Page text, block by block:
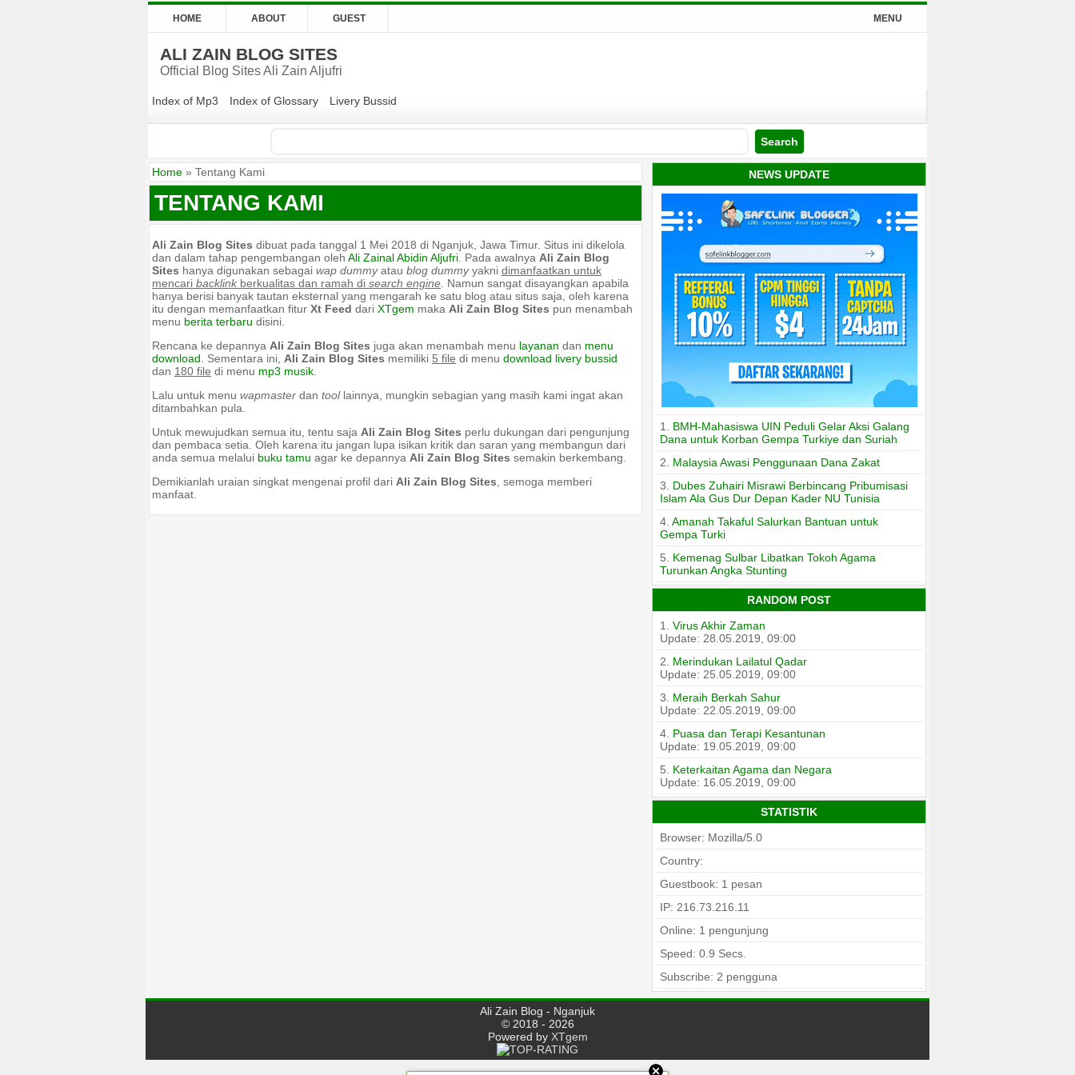
HOME ABOUT GUEST MENU
ALI ZAIN BLOG SITES
Official Blog Sites Ali Zain Aljufri
Index of Mp3 Index of Glossary Livery Bussid
Home » Tentang Kami
TENTANG KAMI
Ali Zain Blog Sites dibuat pada tanggal 1 Mei 2018 di Nganjuk, Jawa Timur. Situs ini dikelola
dan dalam tahap pengembangan oleh Ali Zainal Abidin Aljufri . Pada awalnya Ali Zain Blog
Sites hanya digunakan sebagai wap dummyatau blog dummyyakni dimanfaatkan untuk
mencari backlink berkualitas dan ramah di search engine . Namun sangat disayangkan apabila
hanya berisi banyak tautan eksternal yang mengarah ke satu blog atau situs saja, oleh karena
itu dengan memanfaatkan fitur Xt Feed dari XTgem maka Ali Zain Blog Sites pun menambah
menu berita terbaru disini.
Rencana ke depannya Ali Zain Blog Sites juga akan menambah menu layanan dan menu
download . Sementara ini, Ali Zain Blog Sites memiliki 5 file di menu download livery bussid
dan 180 file di menu mp3 musik
Lalu untuk menu wapmaster dan toollainnya, mungkin sebagian yang masih kami ingat akan
ditambahkan pula.
Untuk mewujudkan semua itu, tentu saja Ali Zain Blog Sites perlu dukungan dari pengunjung
dan pembaca setia. Oleh karena itu jangan lupa isikan kritik dan saran yang membangun dari
anda semua melalui buku tamu agar ke depannya Ali Zain Blog Sites semakin berkembang.
Demikianlah uraian singkat mengenai profil dari Ali Zain Blog Sites , semoga memberi
manfaat.
NEWS UPDATE
1. BMH-Mahasiswa UIN Peduli Gelar Aksi Galang
Dana untuk Korban Gempa Turkiye dan Suriah
2. Malaysia Awasi Penggunaan Dana Zakat
3. Dubes Zuhairi Misrawi Berbincang Pribumisasi
Islam Ala Gus Dur Depan Kader NU Tunisia
4. Amanah Takaful Salurkan Bantuan untuk
Gempa Turki
5. Kemenag Sulbar Libatkan Tokoh Agama
Turunkan Angka Stunting
RANDOM POST
1. Virus Akhir Zaman
Update: 28.05.2019, 09:00
2. Merindukan Lailatul Qadar
Update: 25.05.2019, 09:00
3. Meraih Berkah Sahur
Update: 22.05.2019, 09:00
4. Puasa dan Terapi Kesantunan
Update: 19.05.2019, 09:00
5. Keterkaitan Agama dan Negara
Update: 16.05.2019, 09:00
STATISTIK
Browser: Mozilla/5.0
Country:
Guestbook: 1 pesan
IP: 216.73.216.11
Online: 1 pengunjung
Speed: 0.9 Secs.
Subscribe: 2 pengguna
Ali Zain Blog - Nganjuk
© 2018 - 2026
Powered by XTgem